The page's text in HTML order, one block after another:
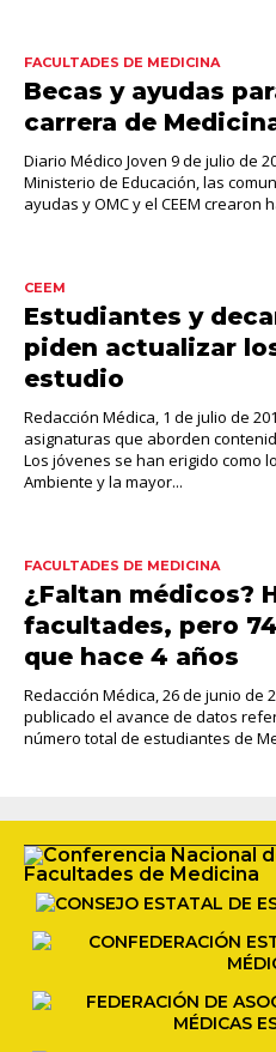
FACULTADES DE MEDICINA
Becas y ayudas
carrera de
Diario Médico Joven 9 de julio de
Ministerio de Educación, las
ayudas y OMC y el CEEM crearon
CEEM
Estudiantes y
piden actualizar
estudio
Redacción Médica, 1 de julio de
asignaturas que aborden
Los jóvenes se han erigido como
Ambiente y la mayor...
FACULTADES DE MEDICINA
¿Faltan médicos?
facultades, pero
que hace 4 años
Redacción Médica, 26 de junio de
publicado el avance de datos
número total de estudiantes de